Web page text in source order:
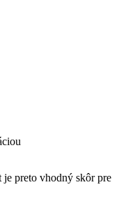
preto vhodný skôr pre